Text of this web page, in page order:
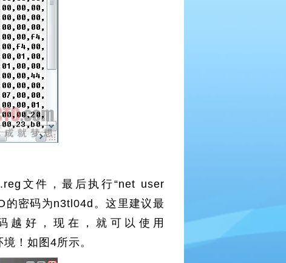
文件，最后执行“net user
的密码为n3tl04d。这里建议最
越好，现在，就可以使用
！如图4所示。